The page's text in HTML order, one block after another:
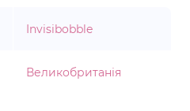
Invisibobble
Великобританія